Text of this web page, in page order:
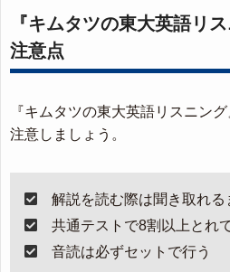
『キムタツの東大英語リ
注意点
『キムタツの東大英語リスニン
注意しましょう。
解説を読む際は聞き取れる
共通テストで8割以上とれ
音読は必ずセットで行う